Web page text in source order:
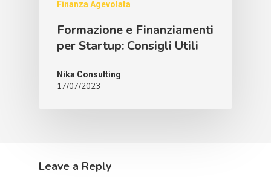
Finanza Agevolata
Formazione e Finanziamenti
per Startup: Consigli Utili
Nika Consulting
17/07/2023
Leave a Reply